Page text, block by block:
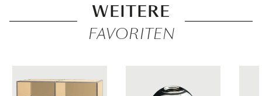
WEITERE
FAVORITEN